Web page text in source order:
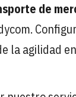
de
la agilidad